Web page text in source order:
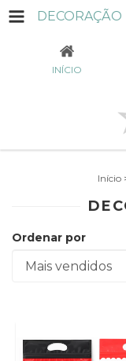
DECORAÇÃO
INÍCIO
Início
Ordenar por